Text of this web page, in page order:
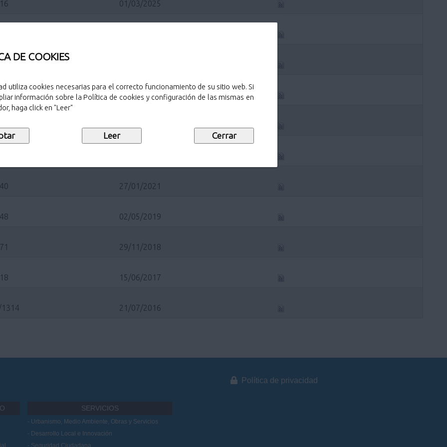
DE COOKIES
utiliza cookies necesarias para el correcto funcionamiento de su sitio web. Si
información sobre la Política de cookies y configuración de las mismas en
haga click en "Leer"
01/03/2025
10/03/2022
27/01/2021
02/05/2019
29/11/2018
15/06/2017
21/07/2016
SERVICIOS
Urbanismo, Medio Ambiente, Obras y Servicios
Desarrollo Local e Innovación
Seguridad Ciudadana
Política de privacidad